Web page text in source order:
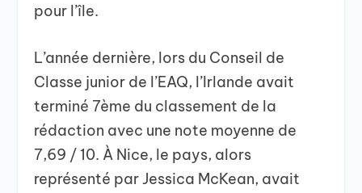
pour l’île.
L’année dernière, lors du Conseil de
Classe junior de l’EAQ, l’Irlande avait
terminé 7ème du classement de la
rédaction avec une note moyenne de
7,69 / 10. À Nice, le pays, alors
représenté par Jessica McKean, avait